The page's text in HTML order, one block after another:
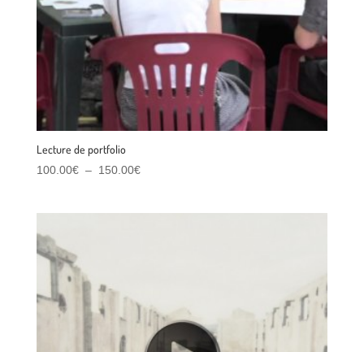
Lecture de portfolio
100.00€ – 150.00€Plage